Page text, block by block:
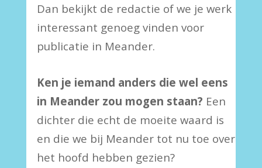
Dan bekijkt de redactie of we je werk
interessant genoeg vinden voor
publicatie in Meander.
Ken je iemand anders die wel eens
in Meander zou mogen staan? Een
dichter die echt de moeite waard is
en die we bij Meander tot nu toe over
het hoofd hebben gezien?